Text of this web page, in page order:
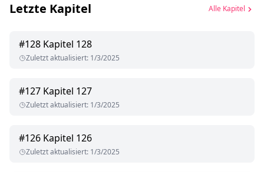
Letzte Kapitel Alle Kapitel
#128 Kapitel 128
Zuletzt aktualisiert: 1/3/2025
#127 Kapitel 127
Zuletzt aktualisiert: 1/3/2025
#126 Kapitel 126
Zuletzt aktualisiert: 1/3/2025